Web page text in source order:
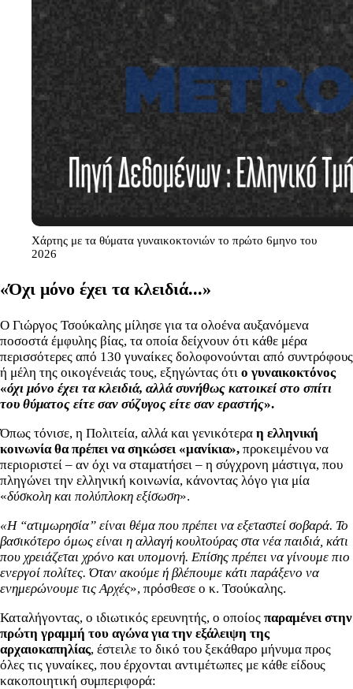
Χάρτης με τα θύματα γυναικοκτονιών το πρώτο 6μηνο του
2026
«Όχι μόνο έχει τα κλειδιά...»
Ο Γιώργος Τσούκαλης μίλησε για τα ολοένα αυξανόμενα
ποσοστά έμφυλης βίας, τα οποία δείχνουν ότι κάθε μέρα
περισσότερες από 130 γυναίκες δολοφονούνται από συντρόφους
ή μέλη της οικογένειάς τους, εξηγώντας ότι ο γυναικοκτόνος
«όχι μόνο έχει τα κλειδιά, αλλά συνήθως κατοικεί στο σπίτι
του θύματος είτε σαν σύζυγος είτε σαν εραστής».
Όπως τόνισε, η Πολιτεία, αλλά και γενικότερα η ελληνική
κοινωνία θα πρέπει να σηκώσει «μανίκια», προκειμένου να
περιοριστεί – αν όχι να σταματήσει – η σύγχρονη μάστιγα, που
πληγώνει την ελληνική κοινωνία, κάνοντας λόγο για μία
«δύσκολη και πολύπλοκη εξίσωση».
«Η “ατιμωρησία” είναι θέμα που πρέπει να εξεταστεί σοβαρά. Το
βασικότερο όμως είναι η αλλαγή κουλτούρας στα νέα παιδιά, κάτι
που χρειάζεται χρόνο και υπομονή. Επίσης πρέπει να γίνουμε πιο
ενεργοί πολίτες. Όταν ακούμε ή βλέπουμε κάτι παράξενο να
ενημερώνουμε τις Αρχές», πρόσθεσε ο κ. Τσούκαλης.
Καταλήγοντας, ο ιδιωτικός ερευνητής, ο οποίος παραμένει στην
πρώτη γραμμή του αγώνα για την εξάλειψη της
αρχαιοκαπηλίας, έστειλε το δικό του ξεκάθαρο μήνυμα προς
όλες τις γυναίκες, που έρχονται αντιμέτωπες με κάθε είδους
κακοποιητική συμπεριφορά: